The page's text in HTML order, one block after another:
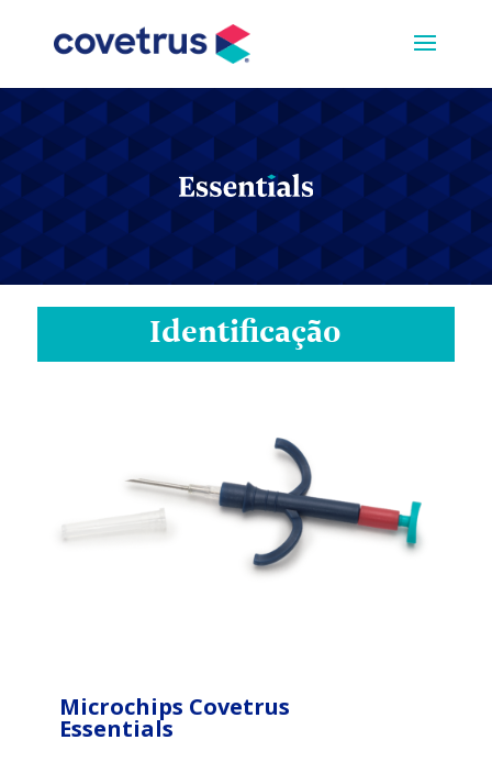
Identificação
Microchips Covetrus
Essentials